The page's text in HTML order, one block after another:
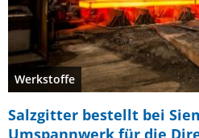
Werkstoffe
Salzgitter bestellt bei
Umspannwerk für die